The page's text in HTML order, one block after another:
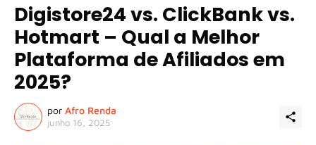
Digistore24 vs. ClickBank vs.
Hotmart – Qual a Melhor
Plataforma de Afiliados em
2025?
por Afro Renda
junho 16, 2025